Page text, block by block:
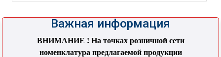
Важная информация
ВНИМАНИЕ ! На точках розничной сети
номенклатура предлагаемой продукции